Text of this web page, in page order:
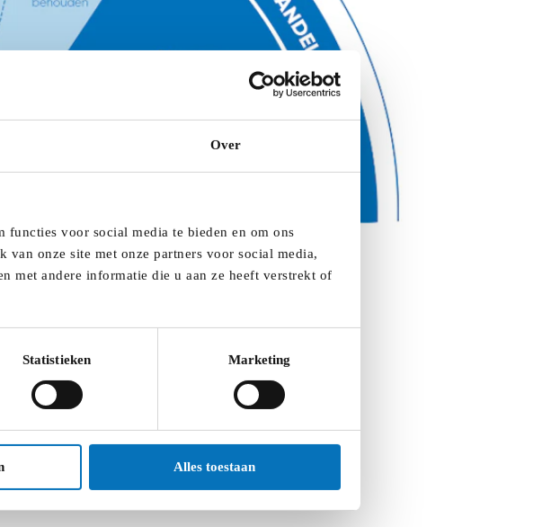
Over
functies voor social media te bieden en om ons
onze site met onze partners voor social media,
met andere informatie die u aan ze heeft verstrekt of
Statistieken Marketing
Alles toestaan